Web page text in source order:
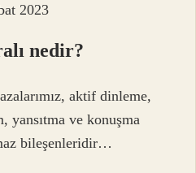
2023
nedir?
aktif dinleme,
yansıtma ve konuşma
bileşenleridir…